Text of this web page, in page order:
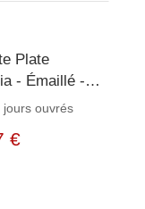
Plate
- Émaillé -
- 6 Pièces
jours ouvrés
€